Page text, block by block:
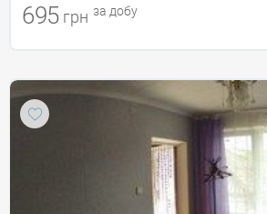
695 грн за добу